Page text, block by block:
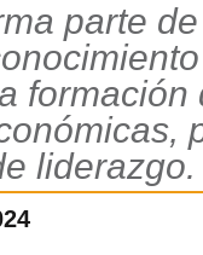
parte
liderazgo.